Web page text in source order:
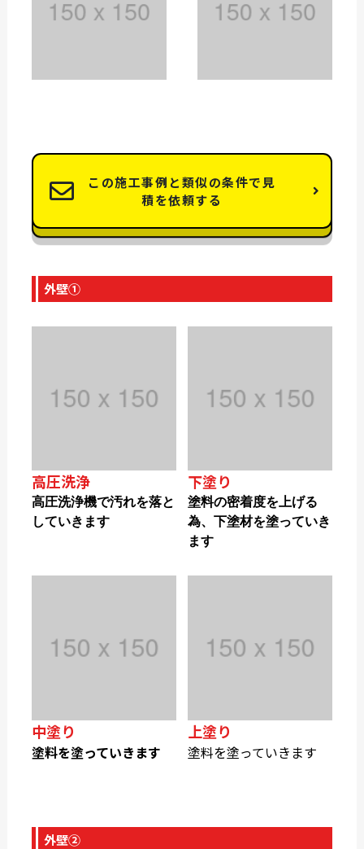
この施工事例と類似の条件で見
積を依頼する
外壁①
高圧洗浄
高圧洗浄機で汚れを落と
していきます
下塗り
塗料の密着度を上げる
為、下塗材を塗っていき
ます
中塗り
塗料を塗っていきます
上塗り
塗料を塗っていきます
外壁②